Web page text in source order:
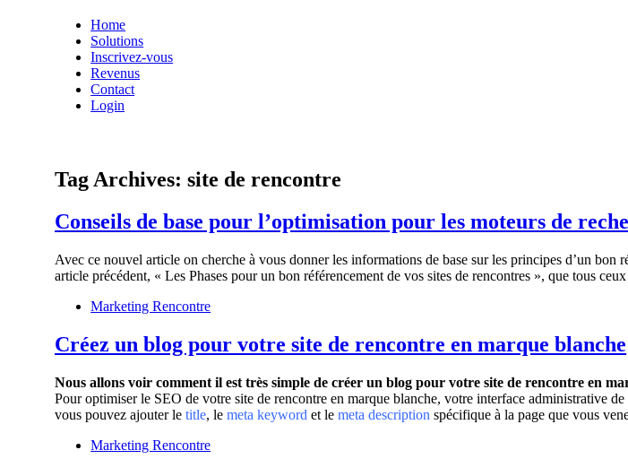
Home
Solutions
Inscrivez-vous
Revenus
Contact
Login
Tag Archives:site de rencontre
Conseils de base pour l’optimisation pour les moteurs de
Avec ce nouvel article on cherche à vous donner les informations de base sur les principes d’un
article précédent, « Les Phases pour un bon référencement de vos sites de rencontres », que tous
Marketing Rencontre
Créez un blog pour votre site de rencontre en marque blanche
Nous allons voir comment il est très simple de créer un blog pour votre site de rencontre en
Pour optimiser le SEO de votre site de rencontre en marque blanche, votre interface administrative
vous pouvez ajouter letitle, lemeta keyword et lemeta description spécifique à la page que vous
Marketing Rencontre